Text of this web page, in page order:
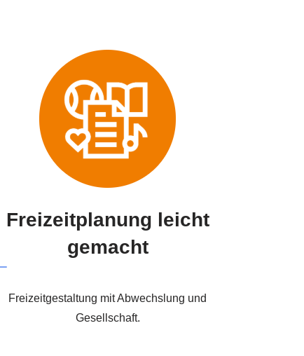
Freizeitplanung leicht
gemacht
Freizeitgestaltung mit Abwechslung und
Gesellschaft.